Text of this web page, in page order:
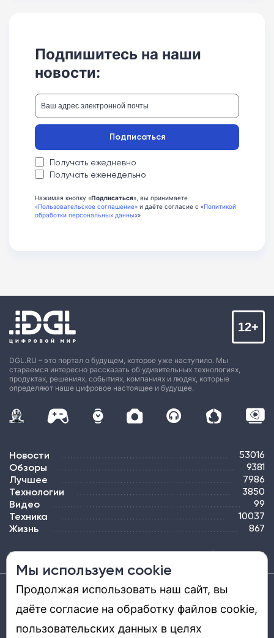
Подпишитесь на наши
новости:
Получать ежедневно
Получать еженедельно
Подписаться
Нажимая кнопку «Подписаться», вы принимаете
«Пользовательское соглашение» и даёте согласие с «Политикой
обработки персональных данных»
DGL.RU – это портал о будущем, которое уже наступило. Мы
стараемся интересно рассказать об удивительных технологиях,
продуктах, решениях, событиях, компаниях и людях, которые
определяют наше цифровое настоящее и будущее.
12+
Новости 53016
Обзоры 9381
Лучшее 7986
Технологии 3850
Видео 99
Техника 10037
Жизнь 867
ПОДПИСКА РЕКЛАМА КОНТАКТЫ КАРТА САЙТА ТЭГИ
Средство массовой информации «DGL.RU — Цифровой мир» (www.dgl.ru).
Реестровая запись средства массовой информации (СМИ) сетевого издания ЭЛ №
ФС 77 - 81669, выдано Роскомнадзором 27.08.2021. Учредитель: ООО «ДиДжиЭль».
Главный редактор: Шкред Т. В. Телефон редакции +7901-907-1590. Адрес
Перепечатка материалов и использование их в любой форме, в том числе и в
электронных СМИ, возможны только с письменного разрешения редакции.
Мы используем cookie
Продолжая использовать наш сайт, вы
даёте согласие на обработку файлов cookie,
пользовательских данных в целях